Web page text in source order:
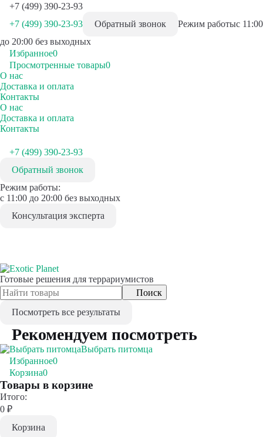
+7 (499) 390-23-93
+7 (499) 390-23-93
Обратный звонок Режим работыс 11:00
до 20:00 без выходных
Избранное0
Просмотренные товары0
О нас
Доставка и оплата
Контакты
О нас
Доставка и оплата
Контакты
+7 (499) 390-23-93
Обратный звонок
Режим работы:
с 11:00 до 20:00 без выходных
Консультация эксперта
Готовые решения для террариумистов
Поиск
Посмотреть все результаты
Рекомендуем посмотреть
Выбрать питомца
Избранное0
Корзина0
Товары в корзине
Итого:
0 ₽
Корзина